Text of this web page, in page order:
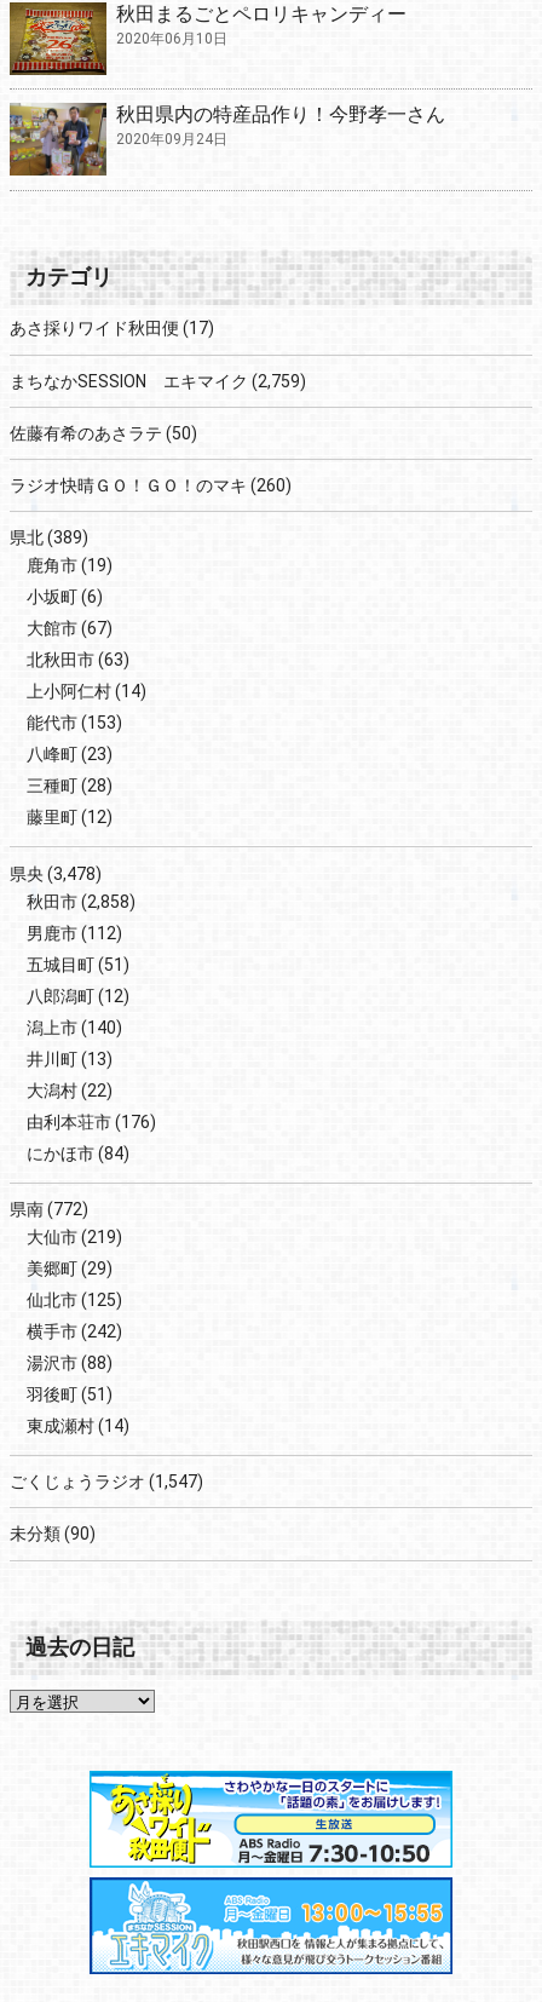
秋田まるごとペロリキャンディー
2020年06月10日
秋田県内の特産品作り！今野孝一さん
2020年09月24日
カテゴリ
あさ採りワイド秋田便 (17)
まちなかSESSION エキマイク (2,759)
佐藤有希のあさラテ (50)
ラジオ快晴ＧＯ！ＧＯ！のマキ (260)
県北(389)
鹿角市(19)
小坂町(6)
大館市(67)
北秋田市(63)
上小阿仁村(14)
能代市(153)
八峰町(23)
三種町(28)
藤里町(12)
県央(3,478)
秋田市(2,858)
男鹿市(112)
五城目町(51)
八郎潟町(12)
潟上市(140)
井川町(13)
大潟村(22)
由利本荘市(176)
にかほ市(84)
県南(772)
大仙市(219)
美郷町(29)
仙北市(125)
横手市(242)
湯沢市(88)
羽後町(51)
東成瀬村(14)
ごくじょうラジオ (1,547)
未分類(90)
過去の日記